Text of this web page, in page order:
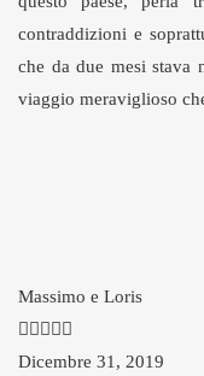
contraddizioni e
che da due mesi stava
viaggio meraviglioso
Massimo e Loris
Dicembre 31, 2019